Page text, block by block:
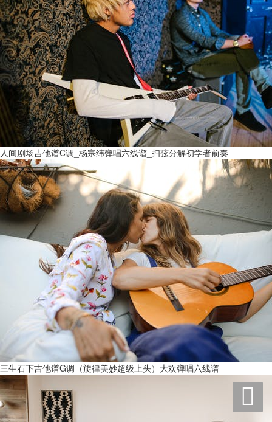
人间剧场吉他谱C调_杨宗纬弹唱六线谱_扫弦分解初学者前奏
三生石下吉他谱G调（旋律美妙超级上头）大欢弹唱六线谱
